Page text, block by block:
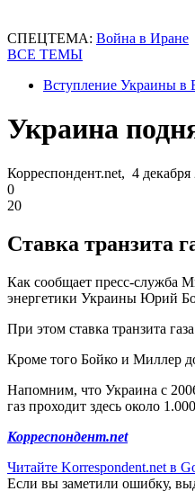
СПЕЦТЕМА: Война в Иране
ВСЕ ТЕМЫ
Вступление Украины в
Украина
Корреспондент.net, 4 декабря
0
20
Ставка транзита
Как сообщает пресс-служба
энергетики Украины Юрий
При этом ставка транзита
Кроме того Бойко и Миллер
Напомним, что Украина с
газ проходит здесь около
Корреспондент.net
Читайте Korrespondent.net в
Если вы заметили ошибку,